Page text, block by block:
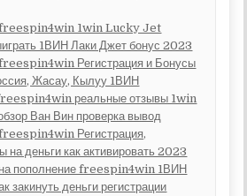
1win Lucky Jet
1ВИН Лаки Джет бонус 2023
Регистрация и Бонусы
Жасау, Кылуу 1ВИН
реальные отзывы 1win
Ван Вин проверка вывод
Регистрация,
деньги как активировать 2023
пополнение freespin4win 1ВИН
закинуть деньги регистрации